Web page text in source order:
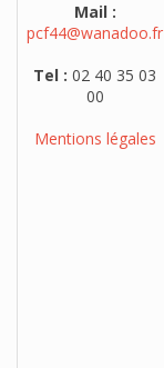
Mail :
pcf44@wanadoo.fr
Tel : 02 40 35 03
00
Mentions légales